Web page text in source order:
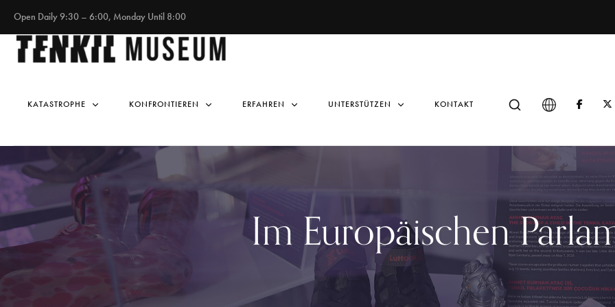
Open Daily 9:30 – 6:00, Monday Until 8:00
KATASTROPHE KONFRONTIEREN ERFAHREN UNTERSTÜTZEN KONTAKT
Im Europäischen